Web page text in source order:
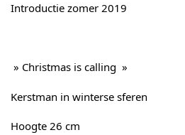
Introductie zomer 2019
» Christmas is calling »
Kerstman in winterse sferen
Hoogte 26 cm